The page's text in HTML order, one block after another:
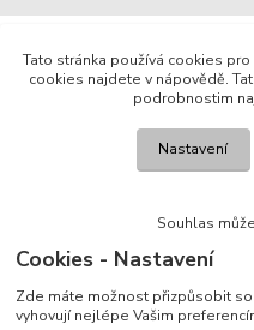
Tato stránka používá cookies
cookies najdete v nápovědě.
podrobnostim
Nastavení
Souhlas
Cookies - Nastavení
Zde máte možnost přizpůsobit
vyhovují nejlépe Vašim